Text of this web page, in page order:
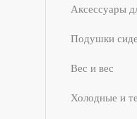
Аксессуары
Подушки
Вес и вес
Холодные и